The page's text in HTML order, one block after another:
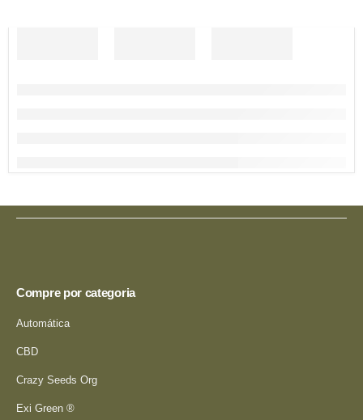
Compre por categoria
Automática
CBD
Crazy Seeds Org
Exi Green ®